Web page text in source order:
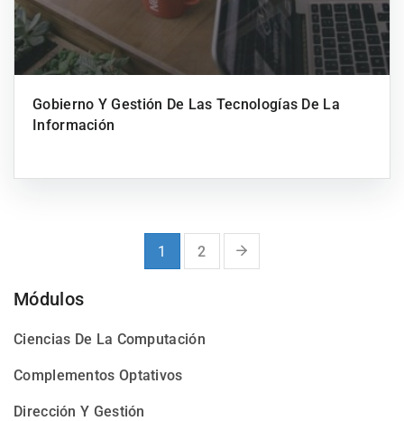
Gobierno Y Gestión De Las Tecnologías De La
Información
1 2
Módulos
Ciencias De La Computación
Complementos Optativos
Dirección Y Gestión